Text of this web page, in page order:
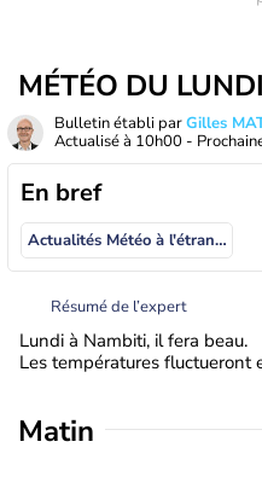
MÉTÉO DU
Bulletin établi parGilles
Actualisé à 10h00 -
En bref
Actualités Météo à l'étranger
Résumé de l’expert
Lundi à Nambiti, il fera beau.
Les températures fluctueront
Matin